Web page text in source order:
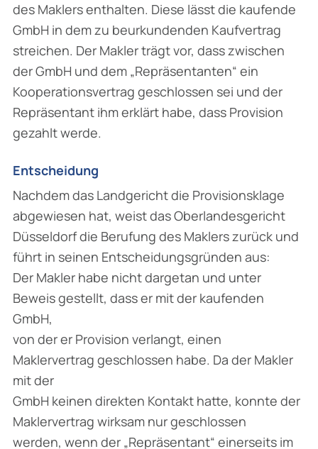
des Maklers enthalten. Diese lässt die kaufende
GmbH in dem zu beurkundenden Kaufvertrag
streichen. Der Makler trägt vor, dass zwischen
der GmbH und dem „Repräsentanten“ ein
Kooperationsvertrag geschlossen sei und der
Repräsentant ihm erklärt habe, dass Provision
gezahlt werde.
Entscheidung
Nachdem das Landgericht die Provisionsklage
abgewiesen hat, weist das Oberlandesgericht
Düsseldorf die Berufung des Maklers zurück und
führt in seinen Entscheidungsgründen aus:
Der Makler habe nicht dargetan und unter
Beweis gestellt, dass er mit der kaufenden
GmbH,
von der er Provision verlangt, einen
Maklervertrag geschlossen habe. Da der Makler
mit der
GmbH keinen direkten Kontakt hatte, konnte der
Maklervertrag wirksam nur geschlossen
werden, wenn der „Repräsentant“ einerseits im